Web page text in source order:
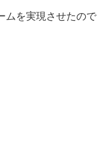
ムを実現させたので